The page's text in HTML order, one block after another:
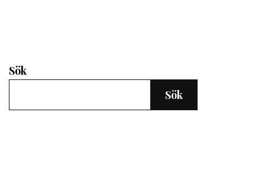
Sök
Sök